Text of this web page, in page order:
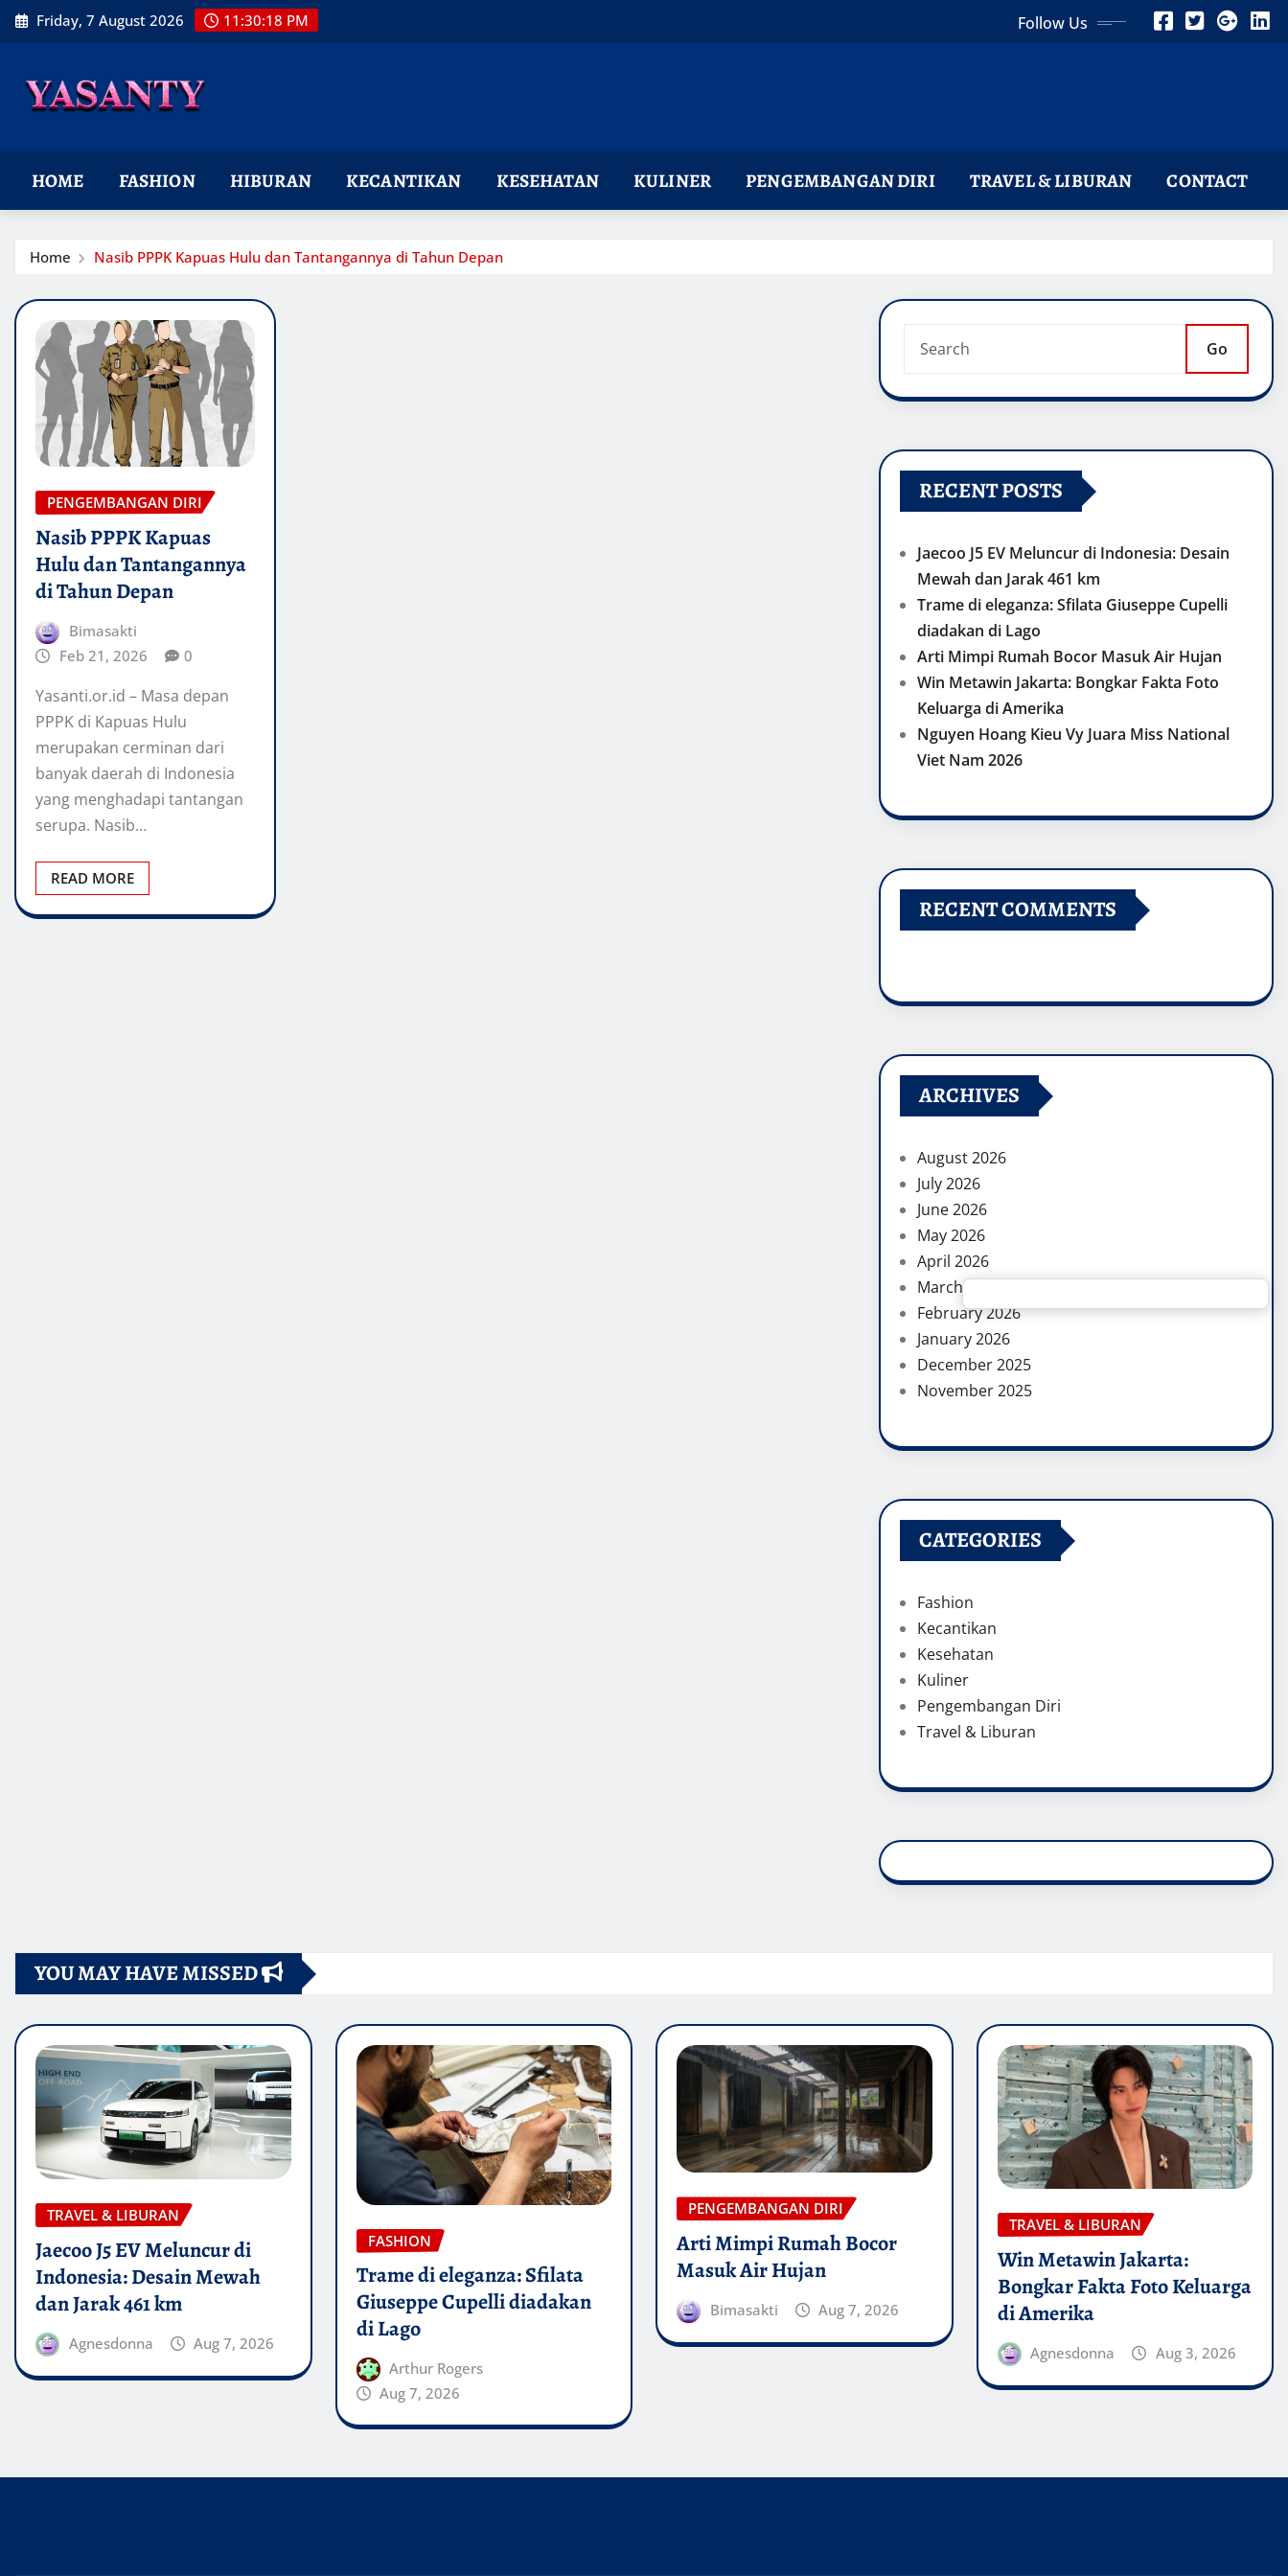
Skip
to
Friday, 7 August 2026 11:30:19 PM Follow Us
HOME FASHION HIBURAN KECANTIKAN KESEHATAN KULINER PENGEMBANGAN DIRI TRAVEL & LIBURAN CONTACT
Home Nasib PPPK Kapuas Hulu dan Tantangannya di Tahun Depan
PENGEMBANGAN DIRI
Nasib PPPK Kapuas
Hulu dan Tantangannya
di Tahun Depan
Bimasakti
Feb 21, 2026
0
Yasanti.or.id – Masa depan
PPPK di Kapuas Hulu
merupakan cerminan dari
banyak daerah di Indonesia
yang menghadapi tantangan
serupa. Nasib…
READ MORE
Go
RECENT POSTS
Jaecoo J5 EV Meluncur di Indonesia: Desain
Mewah dan Jarak 461 km
Trame di eleganza: Sfilata Giuseppe Cupelli
diadakan di Lago
Arti Mimpi Rumah Bocor Masuk Air Hujan
Win Metawin Jakarta: Bongkar Fakta Foto
Keluarga di Amerika
Nguyen Hoang Kieu Vy Juara Miss National
Viet Nam 2026
RECENT COMMENTS
ARCHIVES
August 2026
July 2026
June 2026
May 2026
April 2026
March 2026
February 2026
January 2026
December 2025
November 2025
CATEGORIES
Fashion
Kecantikan
Kesehatan
Kuliner
Pengembangan Diri
Travel & Liburan
YOU MAY HAVE MISSED
TRAVEL & LIBURAN
Jaecoo J5 EV Meluncur di
Indonesia: Desain Mewah
dan Jarak 461 km
Agnesdonna Aug 7, 2026
FASHION
Trame di eleganza: Sfilata
Giuseppe Cupelli diadakan
di Lago
Arthur Rogers
Aug 7, 2026
PENGEMBANGAN DIRI
Arti Mimpi Rumah Bocor
Masuk Air Hujan
Bimasakti Aug 7, 2026
TRAVEL & LIBURAN
Win Metawin Jakarta:
Bongkar Fakta Foto Keluarga
di Amerika
Agnesdonna Aug 3, 2026